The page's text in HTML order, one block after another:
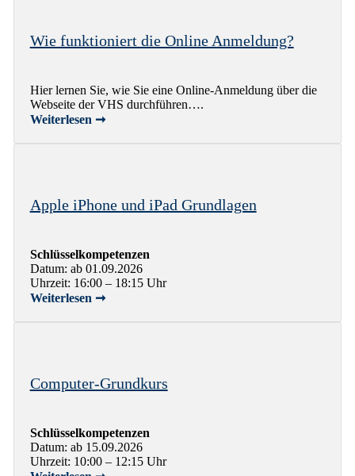
Wie funktioniert die Online Anmeldung?
Hier lernen Sie, wie Sie eine Online-Anmeldung über die
Webseite der VHS durchführen….
Weiterlesen ➞
Apple iPhone und iPad Grundlagen
Schlüsselkompetenzen
Datum: ab 01.09.2026
Uhrzeit: 16:00 – 18:15 Uhr
Weiterlesen ➞
Computer-Grundkurs
Schlüsselkompetenzen
Datum: ab 15.09.2026
Uhrzeit: 10:00 – 12:15 Uhr